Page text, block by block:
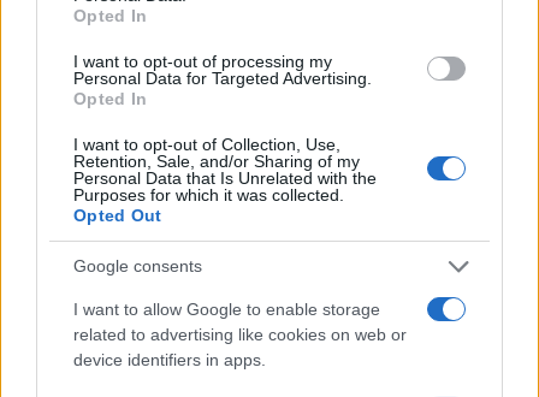
Opted In
I want to opt-out of processing my
Personal Data for Targeted Advertising.
Opted In
I want to opt-out of Collection, Use,
Retention, Sale, and/or Sharing of my
Personal Data that Is Unrelated with the
Purposes for which it was collected.
Opted Out
Google consents
I want to allow Google to enable storage
related to advertising like cookies on web or
device identifiers in apps.
AUTORE